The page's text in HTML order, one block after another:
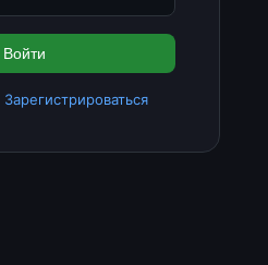
Войти
Зарегистрироваться